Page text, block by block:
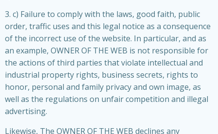
3. c) Failure to comply with the laws, good faith, public
order, traffic uses and this legal notice as a consequence
of the incorrect use of the website. In particular, and as
an example, OWNER OF THE WEB is not responsible for
the actions of third parties that violate intellectual and
industrial property rights, business secrets, rights to
honor, personal and family privacy and own image, as
well as the regulations on unfair competition and illegal
advertising.
Likewise, The OWNER OF THE WEB declines any